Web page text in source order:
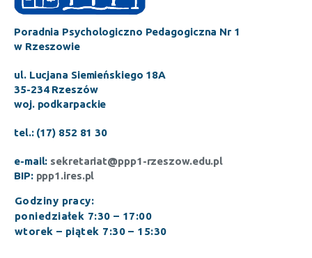
Poradnia Psychologiczno Pedagogiczna Nr 1
w Rzeszowie
ul. Lucjana Siemieńskiego 18A
35-234 Rzeszów
woj. podkarpackie
tel.: (17) 852 81 30
e-mail: sekretariat@ppp1-rzeszow.edu.pl
BIP: ppp1.ires.pl
Godziny pracy:
poniedziałek 7:30 – 17:00
wtorek – piątek 7:30 – 15:30